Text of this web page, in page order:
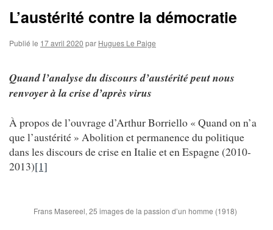
L’austérité contre la démocratie
Publié le 17 avril 2020 par Hugues Le Paige
Quand l’analyse du discours d’austérité peut nous
renvoyer à la crise d’après virus
À propos de l’ouvrage d’Arthur Borriello « Quand on n’a
que l’austérité » Abolition et permanence du politique
dans les discours de crise en Italie et en Espagne (2010-
2013)[1]
Frans Masereel, 25 images de la passion d’un homme (1918)